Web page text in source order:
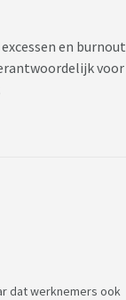
en burnout
voor
dat werknemers ook